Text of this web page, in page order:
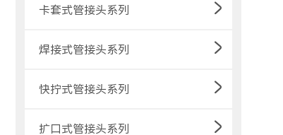
卡套式管接头系列
焊接式管接头系列
快拧式管接头系列
扩口式管接头系列